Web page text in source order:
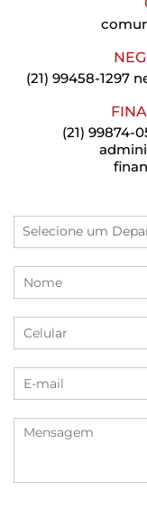
(21) 99458-1297
(21) 99874-